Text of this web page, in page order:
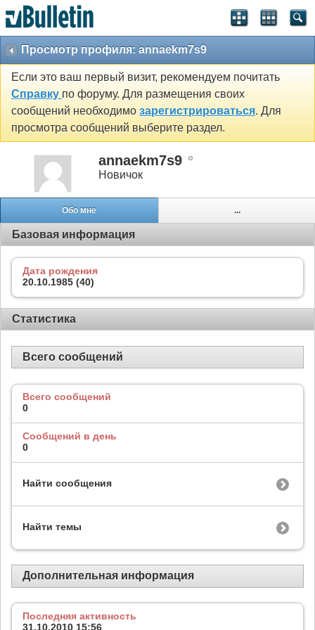
Просмотр профиля: annaekm7s9
Если это ваш первый визит, рекомендуем почитать
Справку по форуму. Для размещения своих
сообщений необходимо зарегистрироваться. Для
просмотра сообщений выберите раздел.
annaekm7s9
Новичок
Обо мне ...
Базовая информация
Дата рождения
20.10.1985 (40)
Статистика
Всего сообщений
Всего сообщений
0
Сообщений в день
0
Найти сообщения
Найти темы
Дополнительная информация
Последняя активность
31.10.2010 15:56